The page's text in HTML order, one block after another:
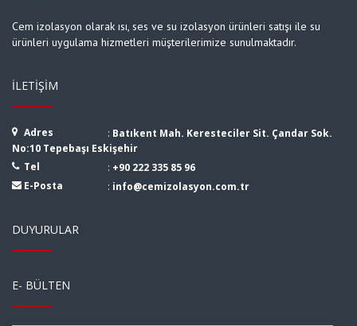
Cem izolasyon olarak ısı, ses ve su izolasyon ürünleri satışı ile su
ürünleri uygulama hizmetleri müşterilerimize sunulmaktadır.
İLETIŞIM
Adres : Batıkent Mah. Keresteciler Sit. Çandar Sok.
No:10 Tepebaşı Eskişehir
Tel
: +90 222 335 85 96
E-Posta
: info@cemizolasyon.com.tr
DUYURULAR
E- BÜLTEN